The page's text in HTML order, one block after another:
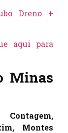
Dreno +
aqui para
Minas
Montes